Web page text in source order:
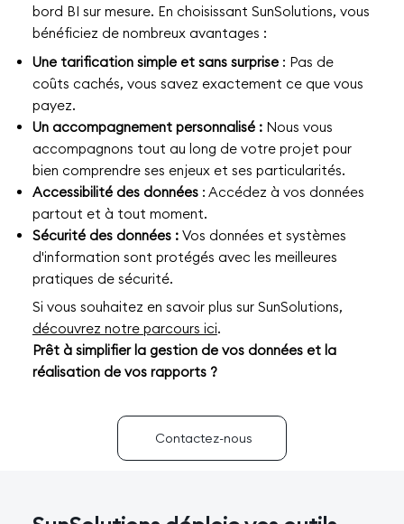
bord BI sur mesure. En choisissant SunSolutions, vous
bénéficiez de nombreux avantages :
Une tarification simple et sans surprise: Pas de
coûts cachés, vous savez exactement ce que vous
payez.
Un accompagnement personnalisé :Nous vous
accompagnons tout au long de votre projet pour
bien comprendre ses enjeux et ses particularités.
Accessibilité des données: Accédez à vos données
partout et à tout moment.
Sécurité des données : Vos données et systèmes
d'information sont protégés avec les meilleures
pratiques de sécurité.
Si vous souhaitez en savoir plus sur SunSolutions,
découvrez notre parcours ici.
Prêt à simplifier la gestion de vos données et la
réalisation de vos rapports ?
Contactez-nous